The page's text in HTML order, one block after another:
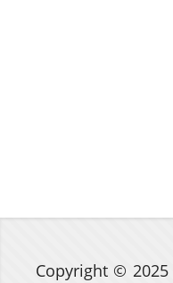
Copyright © 2025